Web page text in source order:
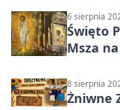
6 sierpnia
Święto
Msza
8 sierpnia
Żniwne